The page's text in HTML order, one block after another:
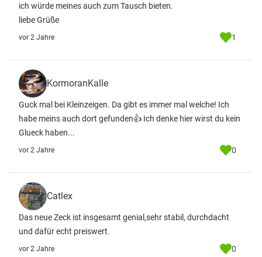
ich würde meines auch zum Tausch bieten.
liebe Grüße
vor 2 Jahre 1
KormoranKalle
Guck mal bei Kleinzeigen. Da gibt es immer mal welche! Ich
habe meins auch dort gefunden👍 Ich denke hier wirst du kein
Glueck haben...
vor 2 Jahre 0
Catlex
Das neue Zeck ist insgesamt genial,sehr stabil, durchdacht
und dafür echt preiswert.
vor 2 Jahre 0